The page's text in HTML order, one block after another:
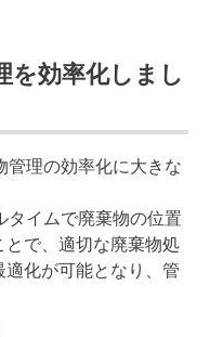
を効率化しまし
管理の効率化に大きな
タイムで廃棄物の位置
で、適切な廃棄物処
化が可能となり、管